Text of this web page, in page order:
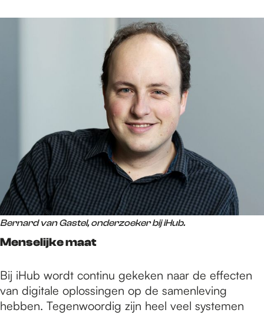
Bernard van Gastel, onderzoeker bij iHub.
Menselijke maat
Bij iHub wordt continu gekeken naar de effecten
van digitale oplossingen op de samenleving
hebben. Tegenwoordig zijn heel veel systemen